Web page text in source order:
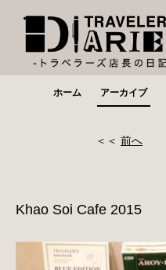
ホーム アーカイブ
＜＜ 前へ
Khao Soi Cafe 2015